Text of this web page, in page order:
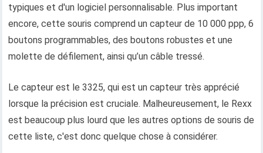
typiques et d'un logiciel personnalisable. Plus important
encore, cette souris comprend un capteur de 10 000 ppp, 6
boutons programmables, des boutons robustes et une
molette de défilement, ainsi qu’un câble tressé.
Le capteur est le 3325, qui est un capteur très apprécié
lorsque la précision est cruciale. Malheureusement, le Rexx
est beaucoup plus lourd que les autres options de souris de
cette liste, c'est donc quelque chose à considérer.